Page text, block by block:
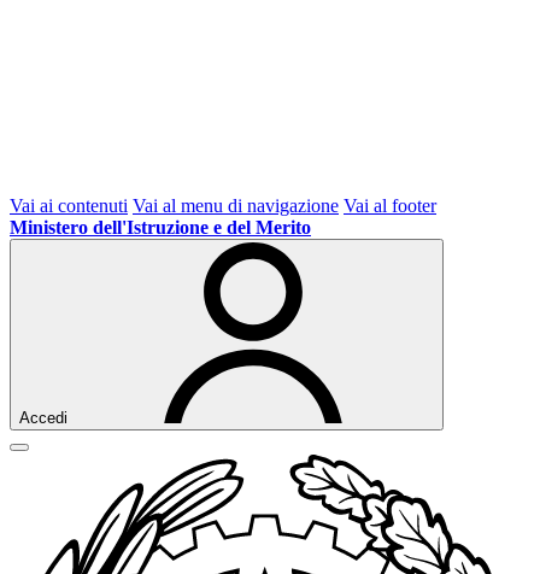
Vai ai contenuti Vai al menu di navigazione Vai al footer
Ministero dell'Istruzione e del Merito
Accedi